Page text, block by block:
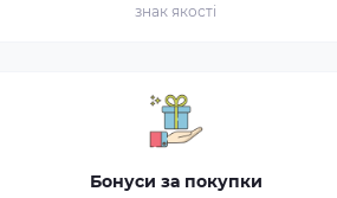
знак якості
Бонуси за покупки